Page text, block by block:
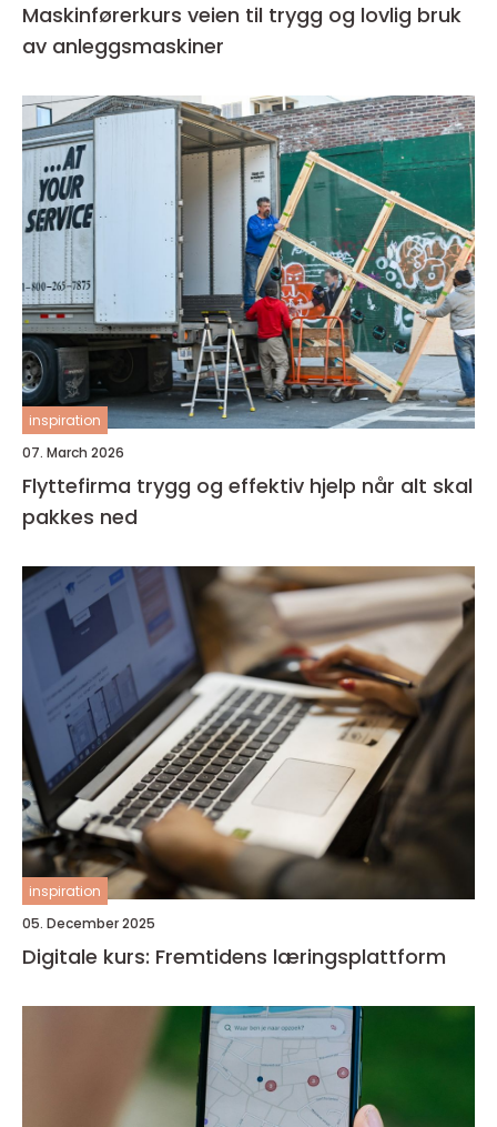
Maskinførerkurs veien til trygg og lovlig bruk
av anleggsmaskiner
inspiration
07. March 2026
Flyttefirma trygg og effektiv hjelp når alt skal
pakkes ned
inspiration
05. December 2025
Digitale kurs: Fremtidens læringsplattform